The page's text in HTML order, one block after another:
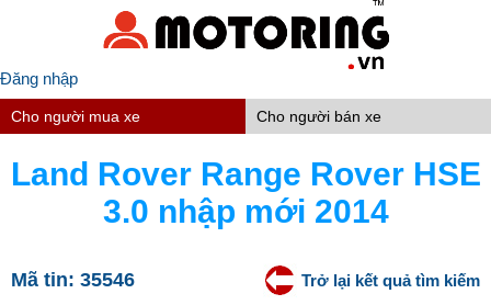
Đăng nhập
Cho người mua xe Cho người bán xe
Land Rover Range Rover HSE
3.0 nhập mới 2014
Mã tin: 35546 Trở lại kết quả tìm kiếm